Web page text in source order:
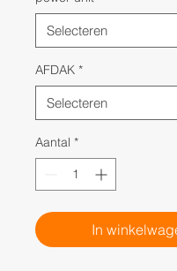
AFDAK *
Aantal *
In